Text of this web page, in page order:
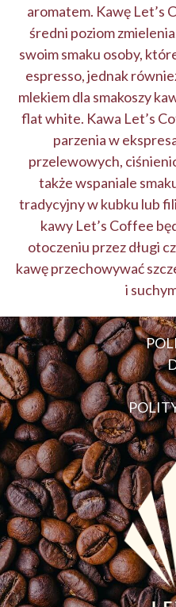
aromatem. Kawę Let’s
średni poziom
swoim smaku osoby,
espresso, jednak
mlekiem dla smakoszy
flat white. Kawa Let’s
parzenia w
przelewowych,
także wspaniale
tradycyjny w kubku lub
kawy Let’s Coffee
otoczeniu przez długi
kawę przechowywać
i